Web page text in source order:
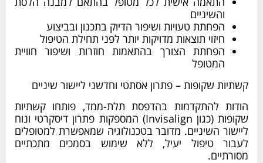
והשיניים
הפחתת טעויות ושיפור הדיוק בתכנון ובביצוע
חיזוי תוצאות מדויקות יותר לפני תחילת הטיפול
הפחתת הצורך בהתאמות חוזרות ושיפור חוויית
המטופל
קשתיות שקופות – פתרון אסתטי וחדשני ליישור שיניים
הודות להתקדמות בהדפסת תלת-ממד, פותחו קשתיות
שקופות (כגון Invisalign) המספקות פתרון דיסקרטי ונוח
ליישור השיניים. מדובר בטכנולוגיה שמאפשרת למטופלים
לעבור טיפול יעיל, ללא שימוש בסמכים מתכתיים
מסורתיים.